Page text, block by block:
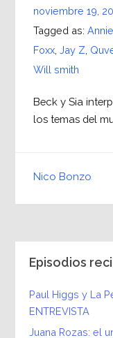
noviembre 19,
Tagged as: Annie
Foxx, Jay Z
Will smith
Beck y Sia
los temas del
Nico Bonzo
Episodios
Paul Higgs y La
ENTREVISTA
Juana Rozas: el